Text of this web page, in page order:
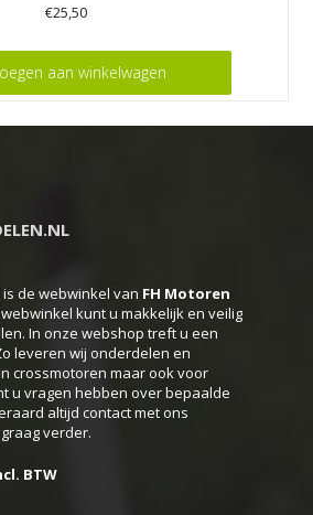
€25,50
aan winkelwagen
is de webwinkel van FH Motoren
kunt u makkelijk en veilig
In onze webshop treft u een
leveren wij onderdelen en
crossmotoren maar ook voor
u vragen hebben over bepaalde
altijd contact met ons
verder.
BTW